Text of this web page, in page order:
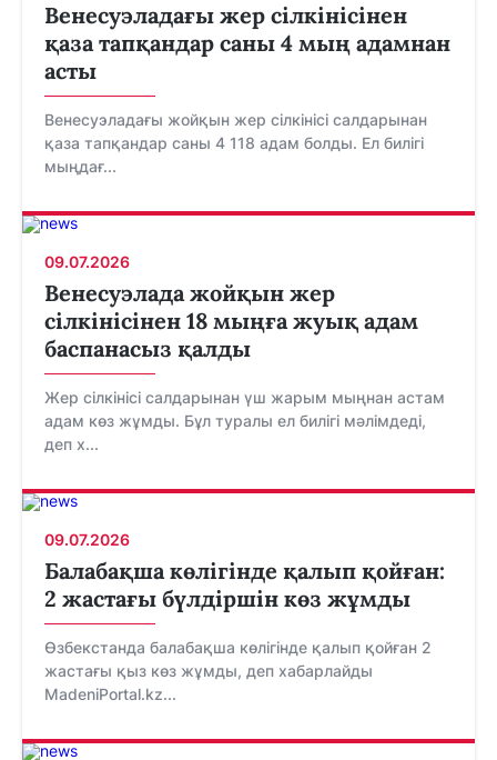
Венесуэладағы жер сілкінісінен
қаза тапқандар саны 4 мың адамнан
асты
Венесуэладағы жойқын жер сілкінісі салдарынан
қаза тапқандар саны 4 118 адам болды. Ел билігі
мыңдағ...
09.07.2026
Венесуэлада жойқын жер
сілкінісінен 18 мыңға жуық адам
баспанасыз қалды
Жер сілкінісі салдарынан үш жарым мыңнан астам
адам көз жұмды. Бұл туралы ел билігі мәлімдеді,
деп х...
09.07.2026
Балабақша көлігінде қалып қойған:
2 жастағы бүлдіршін көз жұмды
Өзбекстанда балабақша көлігінде қалып қойған 2
жастағы қыз көз жұмды, деп хабарлайды
MadeniPortal.kz...